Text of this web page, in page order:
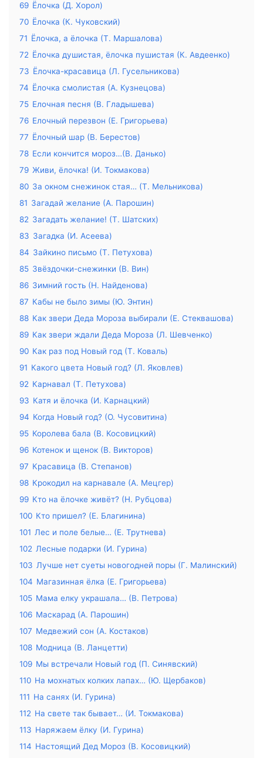
69 Ёлочка (Д. Хорол)
70 Ёлочка (К. Чуковский)
71 Ёлочка, а ёлочка (Т. Маршалова)
72 Ёлочка душистая, ёлочка пушистая (К. Авдеенко)
73 Ёлочка-красавица (Л. Гусельникова)
74 Ёлочка смолистая (А. Кузнецова)
75 Елочная песня (В. Гладышева)
76 Елочный перезвон (Е. Григорьева)
77 Ёлочный шар (В. Берестов)
78 Если кончится мороз…(В. Данько)
79 Живи, ёлочка! (И. Токмакова)
80 За окном снежинок стая… (Т. Мельникова)
81 Загадай желание (А. Парошин)
82 Загадать желание! (Т. Шатских)
83 Загадка (И. Асеева)
84 Зайкино письмо (Т. Петухова)
85 Звёздочки-снежинки (В. Вин)
86 Зимний гость (Н. Найденова)
87 Кабы не было зимы (Ю. Энтин)
88 Как звери Деда Мороза выбирали (Е. Стеквашова)
89 Как звери ждали Деда Мороза (Л. Шевченко)
90 Как раз под Новый год (Т. Коваль)
91 Какого цвета Новый год? (Л. Яковлев)
92 Карнавал (Т. Петухова)
93 Катя и ёлочка (И. Карнацкий)
94 Когда Новый год? (О. Чусовитина)
95 Королева бала (В. Косовицкий)
96 Котенок и щенок (В. Викторов)
97 Красавица (В. Степанов)
98 Крокодил на карнавале (А. Мецгер)
99 Кто на ёлочке живёт? (Н. Рубцова)
100 Кто пришел? (Е. Благинина)
101 Лес и поле белые… (Е. Трутнева)
102 Лесные подарки (И. Гурина)
103 Лучше нет суеты новогодней поры (Г. Малинский)
104 Магазинная ёлка (Е. Григорьева)
105 Мама елку украшала… (В. Петрова)
106 Маскарад (А. Парошин)
107 Медвежий сон (А. Костаков)
108 Модница (В. Ланцетти)
109 Мы встречали Новый год (П. Синявский)
110 На мохнатых колких лапах… (Ю. Щербаков)
111 На санях (И. Гурина)
112 На свете так бывает… (И. Токмакова)
113 Наряжаем ёлку (И. Гурина)
114 Настоящий Дед Мороз (В. Косовицкий)